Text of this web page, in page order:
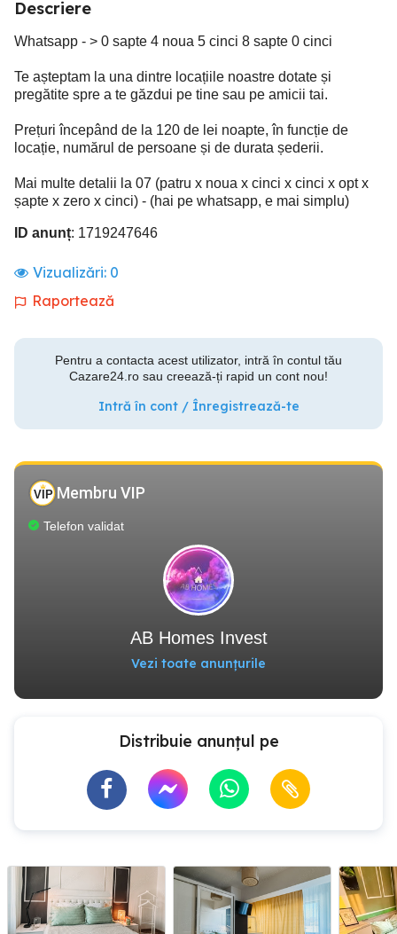
Descriere
Whatsapp - > 0 sapte 4 noua 5 cinci 8 sapte 0 cinci
Te așteptam la una dintre locațiile noastre dotate și
pregătite spre a te găzdui pe tine sau pe amicii tai.
Prețuri începând de la 120 de lei noapte, în funcție de
locație, numărul de persoane și de durata șederii.
Mai multe detalii la 07 (patru x noua x cinci x cinci x opt x
șapte x zero x cinci) - (hai pe whatsapp, e mai simplu)
ID anunț: 1719247646
Vizualizări: 0
Raportează
Pentru a contacta acest utilizator, intră în contul tău
Cazare24.ro sau creează-ți rapid un cont nou!
Intră în cont / Înregistrează-te
Membru VIP
Telefon validat
AB Homes Invest
Vezi toate anunțurile
Distribuie anunțul pe